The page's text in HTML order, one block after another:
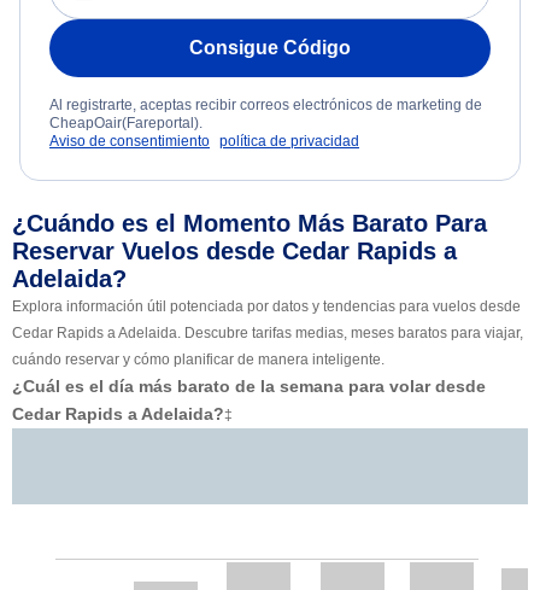
Consigue Código
Al registrarte, aceptas recibir correos electrónicos de marketing de
CheapOair(Fareportal).
Aviso de consentimiento política de privacidad
¿Cuándo es el Momento Más Barato Para
Reservar Vuelos desde Cedar Rapids a
Adelaida?
Explora información útil potenciada por datos y tendencias para vuelos desde
Cedar Rapids a Adelaida. Descubre tarifas medias, meses baratos para viajar,
cuándo reservar y cómo planificar de manera inteligente.
¿Cuál es el día más barato de la semana para volar desde
Cedar Rapids a Adelaida?‡